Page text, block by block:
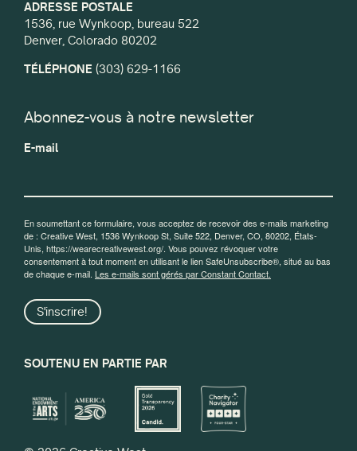
ADRESSE POSTALE
1536, rue Wynkoop, bureau 522
Denver, Colorado 80202
TÉLÉPHONE (303) 629-1166
Abonnez-vous à notre newsletter
E-mail
En soumettant ce formulaire, vous acceptez de recevoir des e-mails marketing
de : Creative West, 1536 Wynkoop St, Suite 522, Denver, CO, 80202, États-
Unis, https://wearecreativewest.org/. Vous pouvez révoquer votre
consentement à tout moment en utilisant le lien SafeUnsubscribe®, situé au bas
de chaque e-mail. Les e-mails sont gérés par Constant Contact.
S'inscrire!
SOUTENU EN PARTIE PAR